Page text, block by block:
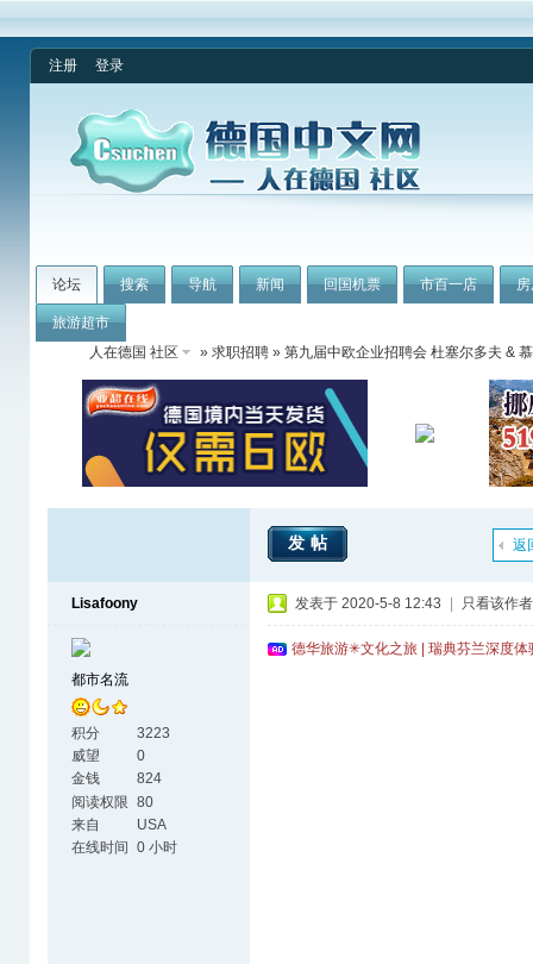
注册 登录
论坛 搜索 导航 新闻 回国机票 市百一店
旅游超市
人在德国 社区
» 求职招聘 » 第九届中欧企业招聘会 杜塞尔多夫 &
返
发帖
Lisafoony
都市名流
积分
3223
威望
0
金钱
824
阅读权限 80
来自
USA
在线时间
0 小时
发表于 2020-5-8 12:43 只看该作者
德华旅游✳文化之旅 | 瑞典芬兰深度